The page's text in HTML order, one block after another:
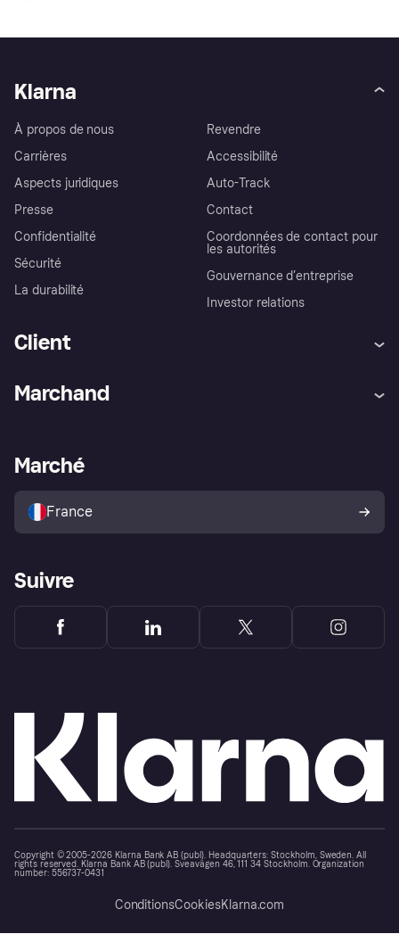
Klarna
À propos de nous
Carrières
Aspects juridiques
Presse
Confidentialité
Sécurité
La durabilité
Revendre
Accessibilité
Auto-Track
Contact
Coordonnées de contact pour
les autorités
Gouvernance d’entreprise
Investor relations
Client
Explorez les magasins
Politique de protection de
l’acheteur Klarna
Marchand
Portail Marchand
Marché
France
Suivre
Copyright © 2005-2026 Klarna Bank AB (publ). Headquarters: Stockholm, Sweden. All
rights reserved. Klarna Bank AB (publ). Sveavägen 46, 111 34 Stockholm. Organization
number: 556737-0431
ConditionsCookiesKlarna.com